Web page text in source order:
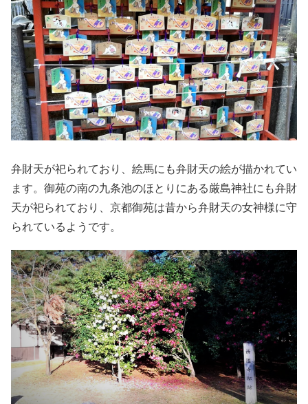
弁財天が祀られており、絵馬にも弁財天の絵が描かれてい
ます。御苑の南の九条池のほとりにある厳島神社にも弁財
天が祀られており、京都御苑は昔から弁財天の女神様に守
られているようです。